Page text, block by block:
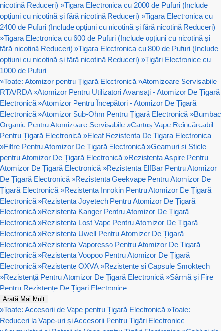
nicotină Reduceri) »Tigara Electronica cu 2000 de Pufuri (Include
opțiuni cu nicotină și fără nicotină Reduceri) »Tigara Electronica cu
2400 de Pufuri (Include opțiuni cu nicotină și fără nicotină Reduceri)
»Tigara Electronica cu 600 de Pufuri (Include opțiuni cu nicotină și
fără nicotină Reduceri) »Tigara Electronica cu 800 de Pufuri (Include
opțiuni cu nicotină și fără nicotină Reduceri) »Țigări Electronice cu
1000 de Pufuri
»Toate: Atomizor pentru Țigară Electronică »Atomizoare Servisabile
RTA/RDA »Atomizor Pentru Utilizatori Avansați - Atomizor De Țigară
Electronică »Atomizor Pentru Începători - Atomizor De Țigară
Electronică »Atomizor Sub-Ohm Pentru Țigară Electronică »Bumbac
Organic Pentru Atomizoare Servisabile »Cartuș Vape Reîncărcabil
Pentru Țigară Electronică »Eleaf Rezistenta De Tigara Electronica
»Filtre Pentru Atomizor De Țigară Electronică »Geamuri si Sticle
pentru Atomizor De Țigară Electronică »Rezistenta Aspire Pentru
Atomizor De Țigară Electronică »Rezistenta ElfBar Pentru Atomizor
De Țigară Electronică »Rezistenta Geekvape Pentru Atomizor De
Țigară Electronică »Rezistenta Innokin Pentru Atomizor De Țigară
Electronică »Rezistenta Joyetech Pentru Atomizor De Țigară
Electronică »Rezistenta Kanger Pentru Atomizor De Țigară
Electronică »Rezistenta Lost Vape Pentru Atomizor De Țigară
Electronică »Rezistenta Uwell Pentru Atomizor De Țigară
Electronică »Rezistenta Vaporesso Pentru Atomizor De Țigară
Electronică »Rezistenta Voopoo Pentru Atomizor De Țigară
Electronică »Rezistente OXVA »Rezistente si Capsule Smoktech
»Rezistență Pentru Atomizor De Țigară Electronică »Sârmă și Fire
Pentru Rezistențe De Țigari Electronice
Arată Mai Mult
»Toate: Accesorii de Vape pentru Țigară Electronică »Toate:
Reduceri la Vape-uri și Accesorii Pentru Tigări Electronice